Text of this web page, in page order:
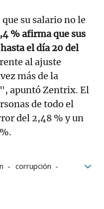
su salario no le
% afirma que sus
el día 20 del
al ajuste
más de la
apuntó Zentrix. El
de todo el
del 2,48 % y un
corrupción